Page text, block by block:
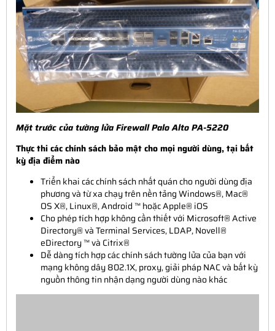
Mặt trước của tường lửaFirewall Palo Alto PA-5220
Thực thi các chính sách bảo mật cho mọi người dùng, tại bất
kỳ địa điểm nào
Triển khai các chính sách nhất quán cho người dùng địa
phương và từ xa chạy trên nền tảng Windows®, Mac®
OS X®, Linux®, Android ™ hoặc Apple® iOS
Cho phép tích hợp không cần thiết với Microsoft® Active
Directory® và Terminal Services, LDAP, Novell®
eDirectory ™ và Citrix®
Dễ dàng tích hợp các chính sách tường lửa của bạn với
mạng không dây 802.1X, proxy, giải pháp NAC và bất kỳ
nguồn thông tin nhận dạng người dùng nào khác